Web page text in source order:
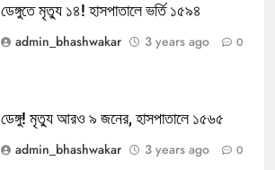
ডেঙ্গুতে মৃত্যু ১৪! হাসপাতালে ভর্তি ১৫৯৪
admin_bhashwakar
3 years ago 0
ডেঙ্গু! মৃত্যু আরও ৯ জনের, হাসপাতালে ১৫৬৫
admin_bhashwakar
3 years ago 0